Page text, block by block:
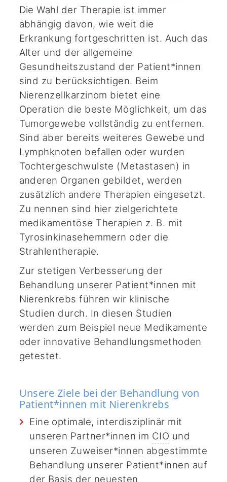
Die Wahl der Therapie ist immer
abhängig davon, wie weit die
Erkrankung fortgeschritten ist. Auch das
Alter und der allgemeine
Gesundheitszustand der Patient*innen
sind zu berücksichtigen. Beim
Nierenzellkarzinom bietet eine
Operation die beste Möglichkeit, um das
Tumorgewebe vollständig zu entfernen.
Sind aber bereits weiteres Gewebe und
Lymphknoten befallen oder wurden
Tochtergeschwulste (Metastasen) in
anderen Organen gebildet, werden
zusätzlich andere Therapien eingesetzt.
Zu nennen sind hier zielgerichtete
medikamentöse Therapien z. B. mit
Tyrosinkinasehemmern oder die
Strahlentherapie.
Zur stetigen Verbesserung der
Behandlung unserer Patient*innen mit
Nierenkrebs führen wir klinische
Studien durch. In diesen Studien
werden zum Beispiel neue Medikamente
oder innovative Behandlungsmethoden
getestet.
Unsere Ziele bei der Behandlung von
Patient*innen mit Nierenkrebs
Eine optimale, interdisziplinär mit
unseren Partner*innen im CIO und
unseren Zuweiser*innen abgestimmte
Behandlung unserer Patient*innen auf
der Basis der neuesten